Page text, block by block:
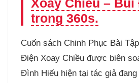
Xoay Chiều –
trong 360s.
Cuốn sách Chinh Phục Bài
Điện Xoay Chiều được biên
Đình Hiếu hiện tại tác giả